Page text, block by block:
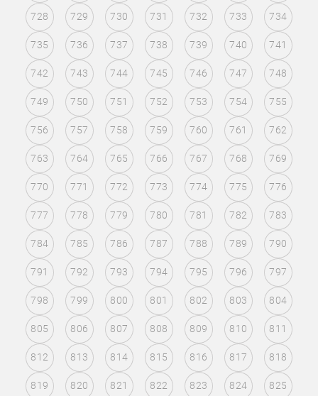
728 729 730 731 732 733 734
735 736 737 738 739 740 741
742 743 744 745 746 747 748
749 750 751 752 753 754 755
756 757 758 759 760 761 762
763 764 765 766 767 768 769
770 771 772 773 774 775 776
777 778 779 780 781 782 783
784 785 786 787 788 789 790
791 792 793 794 795 796 797
798 799 800 801 802 803 804
805 806 807 808 809 810 811
812 813 814 815 816 817 818
819 820 821 822 823 824 825